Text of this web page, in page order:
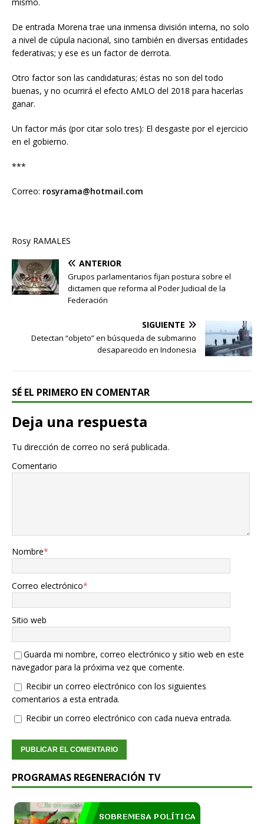
De entrada Morena trae una inmensa división interna, no solo
a nivel de cúpula nacional, sino también en diversas entidades
federativas; y ese es un factor de derrota.
Otro factor son las candidaturas; éstas no son del todo
buenas, y no ocurrirá el efecto AMLO del 2018 para hacerlas
ganar.
Un factor más (por citar solo tres): El desgaste por el ejercicio
en el gobierno.
***
Correo: rosyrama@hotmail.com
Rosy RAMALES
ANTERIOR
Grupos parlamentarios fijan postura sobre el
dictamen que reforma al Poder Judicial de la
Federación
SIGUIENTE
Detectan “objeto” en búsqueda de submarino
desaparecido en Indonesia
SÉ EL PRIMERO EN COMENTAR
Deja una respuesta
Tu dirección de correo no será publicada.
Comentario
Nombre*
Correo electrónico*
Sitio web
Guarda mi nombre, correo electrónico y sitio web en este
navegador para la próxima vez que comente.
Recibir un correo electrónico con los siguientes
comentarios a esta entrada.
Recibir un correo electrónico con cada nueva entrada.
PROGRAMAS REGENERACIÓN TV